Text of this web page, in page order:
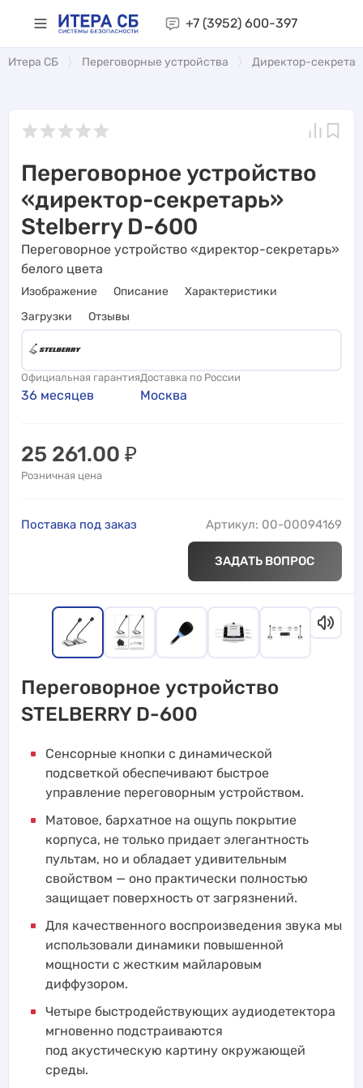
+7 (3952) 600-397
Итера СБ Переговорные устройства Директор-
Переговорное устройство
«директор-секретарь»
Stelberry D-600
Переговорное устройство «директор-секретарь»
белого цвета
Изображение Описание
Характеристики
Загрузки
Отзывы
Официальная гарантия
36 месяцев
Доставка по России
Москва
25 261.00 ₽
Розничная цена
Поставка под заказ Артикул: 00-00094169
ЗАДАТЬ ВОПРОС
Переговорное устройство
STELBERRY D-600
Сенсорные кнопки с динамической
подсветкой обеспечивают быстрое
управление переговорным устройством.
Матовое, бархатное на ощупь покрытие
корпуса, не только придает элегантность
пультам, но и обладает удивительным
свойством — оно практически полностью
защищает поверхность от загрязнений.
Для качественного воспроизведения звука мы
использовали динамики повышенной
мощности с жестким майларовым
диффузором.
Четыре быстродействующих аудиодетектора
мгновенно подстраиваются
под акустическую картину окружающей
среды.